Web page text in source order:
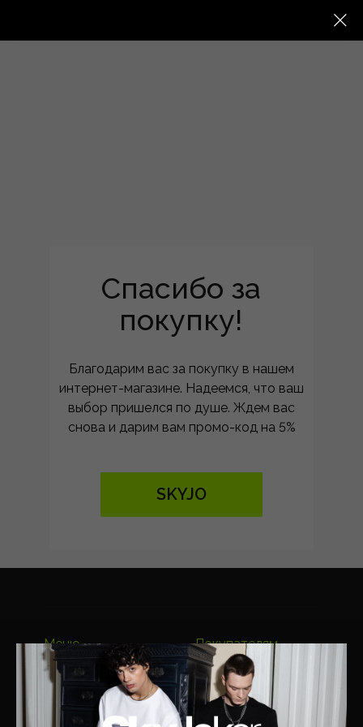
SKYJO
Спасибо за
покупку!
Благодарим вас за покупку в нашем
интернет-магазине. Надеемся, что ваш
выбор пришелся по душе. Ждем вас
снова и дарим вам промо-код на 5%
Меню
Каталог
Новая коллекция
Покупателям
Оплата и доставка
Условия возврата